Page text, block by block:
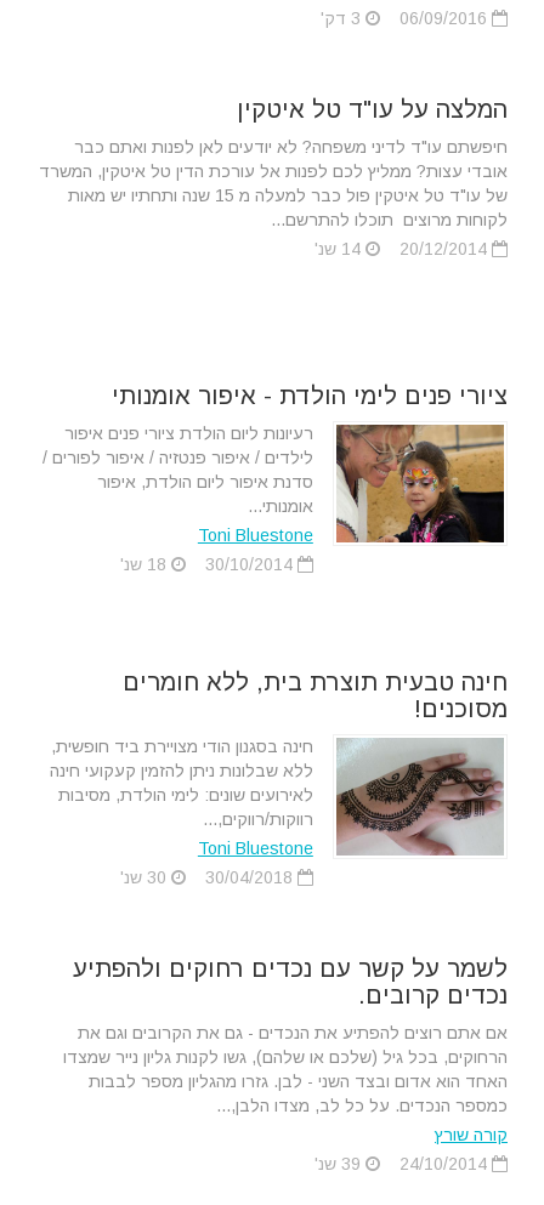
המלצה על עו"ד טל איטקין
חיפשתם עו"ד לדיני משפחה? לא יודעים לאן לפנות ואתם כבר
אובדי עצות? ממליץ לכם לפנות אל עורכת הדין טל איטקין, המשרד
של עו"ד טל איטקין פול כבר למעלה מ 15 שנה ותחתיו יש מאות
לקוחות מרוצים תוכלו להתרשם...
ציורי פנים לימי הולדת - איפור אומנותי
רעיונות ליום הולדת ציורי פנים איפור
לילדים / איפור פנטזיה / איפור לפורים /
סדנת איפור ליום הולדת, איפור
אומנותי...
Toni Bluestone
30/10/2014
חינה טבעית תוצרת בית, ללא חומרים
מסוכנים!
חינה בסגנון הודי מצויירת ביד חופשית,
ללא שבלונות ניתן להזמין קעקועי חינה
לאירועים שונים: לימי הולדת, מסיבות
רווקות/רווקים,...
Toni Bluestone
לשמר על קשר עם נכדים רחוקים ולהפתיע
נכדים קרובים.
אם אתם רוצים להפתיע את הנכדים - גם את הקרובים וגם את
הרחוקים, בכל גיל (שלכם או שלהם), גשו לקנות גליון נייר שמצדו
האחד הוא אדום ובצד השני - לבן. גזרו מהגליון מספר לבבות
כמספר הנכדים. על כל לב, מצדו הלבן,...
קורה שורץ